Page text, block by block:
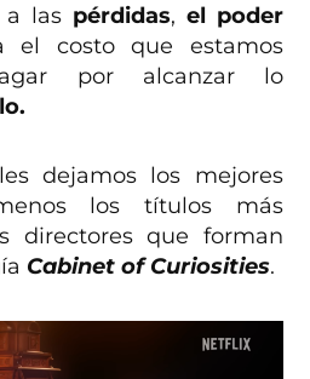
las pérdidas, el poder
el costo que estamos
por alcanzar lo
dejamos los mejores
los títulos más
directores que forman
Cabinet of Curiosities.